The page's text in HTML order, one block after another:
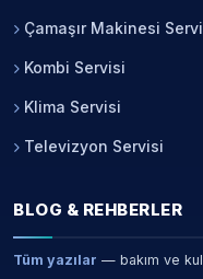
Çamaşır Makinesi
Kombi Servisi
Klima Servisi
Televizyon Servisi
BLOG & REHBERLER
Tüm yazılar — bakım ve